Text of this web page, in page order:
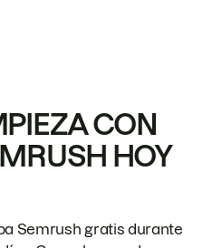
CON
HOY
Semrush gratis durante